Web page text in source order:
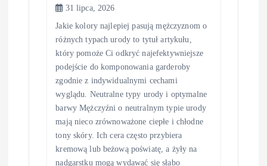
31 lipca, 2026
Jakie kolory najlepiej pasują mężczyznom o
różnych typach urody to tytuł artykułu,
który pomoże Ci odkryć najefektywniejsze
podejście do komponowania garderoby
zgodnie z indywidualnymi cechami
wyglądu. Neutralne typy urody i optymalne
barwy Mężczyźni o neutralnym typie urody
mają nieco zrównoważone ciepłe i chłodne
tony skóry. Ich cera często przybiera
kremową lub beżową poświatę, a żyły na
nadgarstku mogą wydawać się słabo